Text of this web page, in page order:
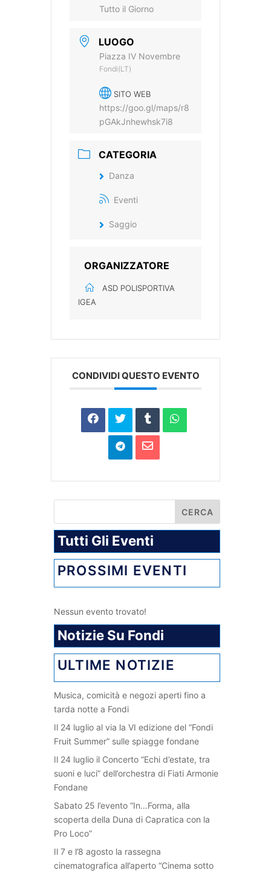
Tutto il Giorno
LUOGO
Piazza IV Novembre
Fondi(LT)
SITO WEB
https://goo.gl/maps/r8
pGAkJnhewhsk7i8
CATEGORIA
Danza
Eventi
Saggio
ORGANIZZATORE
ASD POLISPORTIVA
IGEA
CONDIVIDI QUESTO EVENTO
Tutti Gli Eventi
PROSSIMI EVENTI
Nessun evento trovato!
Notizie Su Fondi
ULTIME NOTIZIE
Musica, comicità e negozi aperti fino a
tarda notte a Fondi
Il 24 luglio al via la VI edizione del “Fondi
Fruit Summer” sulle spiagge fondane
Il 24 luglio il Concerto “Echi d’estate, tra
suoni e luci” dell’orchestra di Fiati Armonie
Fondane
Sabato 25 l’evento “In…Forma, alla
scoperta della Duna di Capratica con la
Pro Loco”
Il 7 e l’8 agosto la rassegna
cinematografica all’aperto “Cinema sotto